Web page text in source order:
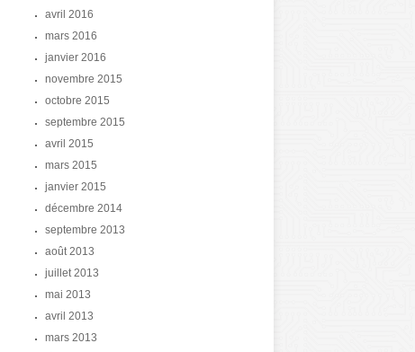
avril 2016
mars 2016
janvier 2016
novembre 2015
octobre 2015
septembre 2015
avril 2015
mars 2015
janvier 2015
décembre 2014
septembre 2013
août 2013
juillet 2013
mai 2013
avril 2013
mars 2013